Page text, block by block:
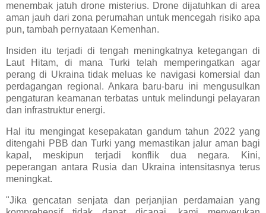
menembak jatuh drone misterius. Drone dijatuhkan di area
aman jauh dari zona perumahan untuk mencegah risiko apa
pun, tambah pernyataan Kemenhan.
Insiden itu terjadi di tengah meningkatnya ketegangan di
Laut Hitam, di mana Turki telah memperingatkan agar
perang di Ukraina tidak meluas ke navigasi komersial dan
perdagangan regional. Ankara baru-baru ini mengusulkan
pengaturan keamanan terbatas untuk melindungi pelayaran
dan infrastruktur energi.
Hal itu mengingat kesepakatan gandum tahun 2022 yang
ditengahi PBB dan Turki yang memastikan jalur aman bagi
kapal, meskipun terjadi konflik dua negara. Kini,
peperangan antara Rusia dan Ukraina intensitasnya terus
meningkat.
"Jika gencatan senjata dan perjanjian perdamaian yang